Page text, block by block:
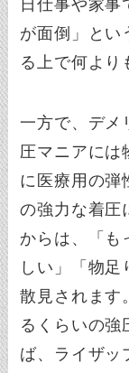
日仕事や家
が面倒」とい
る上で何より
一方で、デメ
圧マニアには
に医療用の弾
の強力な着圧
からは、「も
しい」「物足
散見されます
るくらいの強
ば、ライザッ